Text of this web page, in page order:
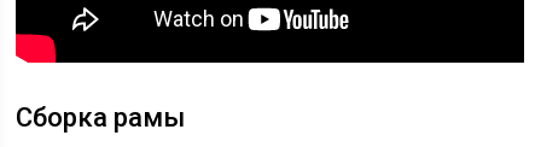
Сборка рамы